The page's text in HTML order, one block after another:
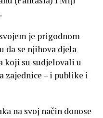
je prigodnom
da se njihova djela
koji su sudjelovali u
zajednice – i publike i
na svoj način donose